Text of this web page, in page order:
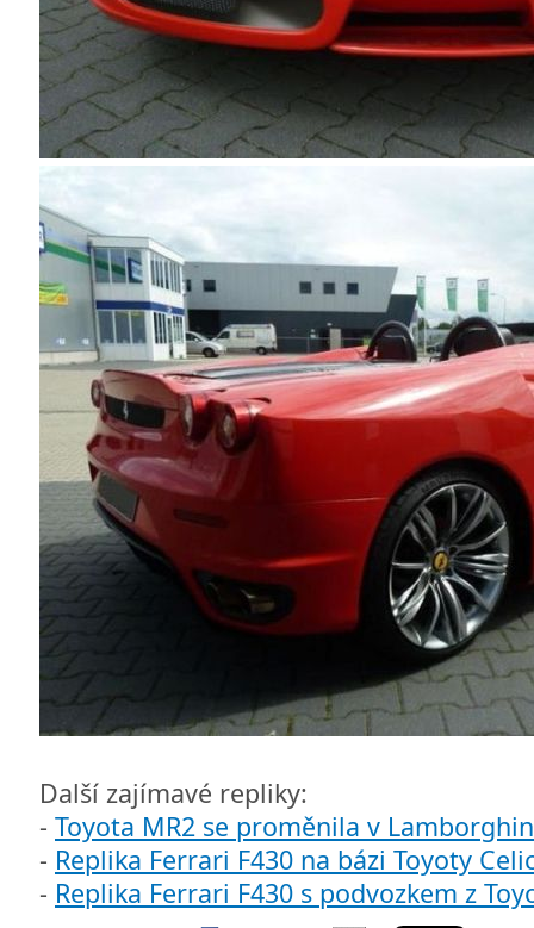
Další zajímavé repliky:
- Toyota MR2 se proměnila v
- Replika Ferrari F430 na bázi Toyoty
- Replika Ferrari F430 s podvozkem z